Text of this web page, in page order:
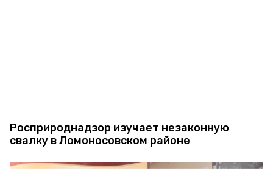
Росприроднадзор изучает незаконную
свалку в Ломоносовском районе